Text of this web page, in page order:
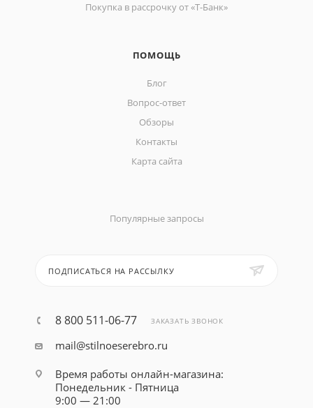
Покупка в рассрочку от «Т-Банк»
ПОМОЩЬ
Блог
Вопрос-ответ
Обзоры
Контакты
Карта сайта
Популярные запросы
ПОДПИСАТЬСЯ НА РАССЫЛКУ
8 800 511-06-77 ЗАКАЗАТЬ ЗВОНОК
mail@stilnoeserebro.ru
Время работы онлайн-магазина:
Понедельник - Пятница
9:00 — 21:00